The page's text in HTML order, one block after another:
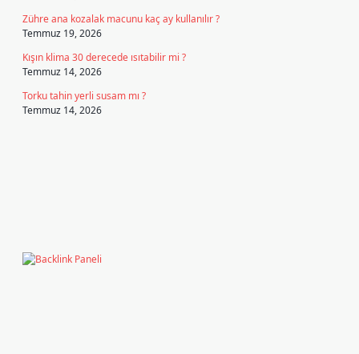
Zühre ana kozalak macunu kaç ay kullanılır ?
Temmuz 19, 2026
Kışın klima 30 derecede ısıtabilir mi ?
Temmuz 14, 2026
Torku tahin yerli susam mı ?
Temmuz 14, 2026